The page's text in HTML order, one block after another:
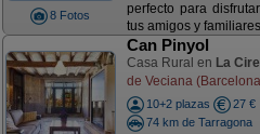
8 Fotos
perfecto para
tus amigos y
Can Pinyol
Casa Rural en La
de Veciana
10+2 plazas
27 €
74 km de Tarragona